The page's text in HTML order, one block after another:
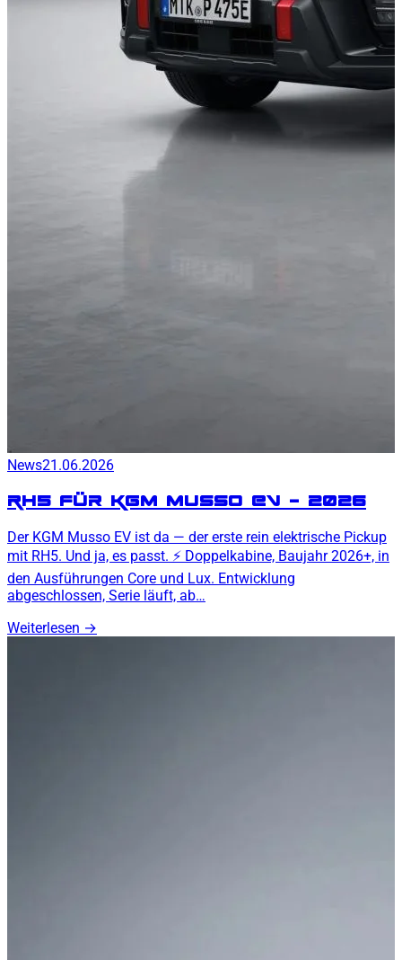
News21.06.2026
RH5 für KGM Musso EV — 2026
Der KGM Musso EV ist da — der erste rein elektrische Pickup
mit RH5. Und ja, es passt. ⚡ Doppelkabine, Baujahr 2026+, in
den Ausführungen Core und Lux. Entwicklung
abgeschlossen, Serie läuft, ab…
Weiterlesen →